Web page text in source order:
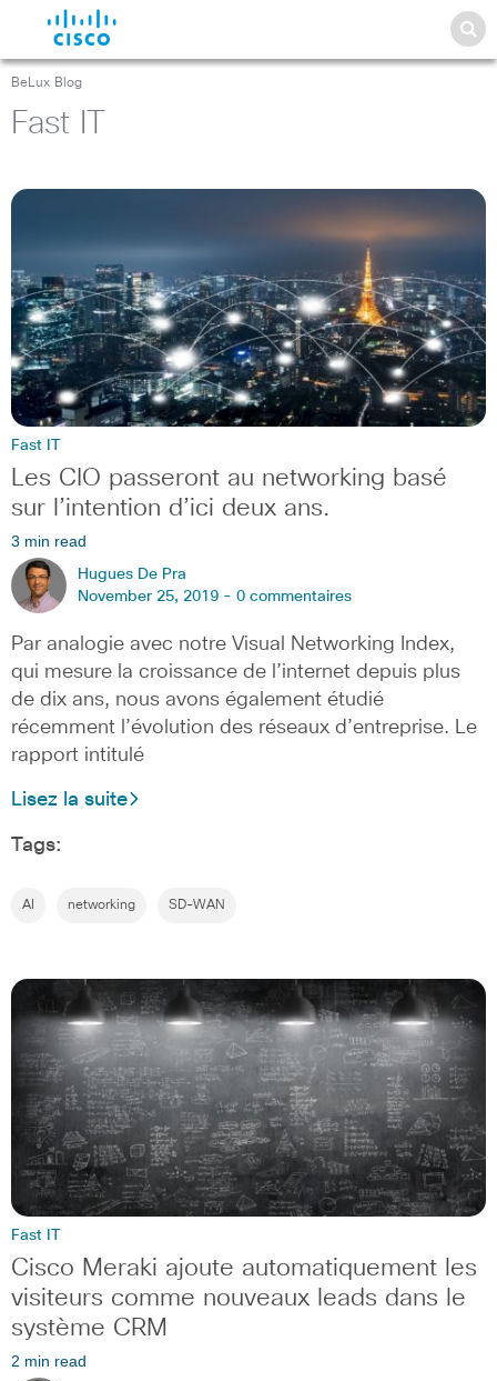
BeLux Blog
Fast IT
Fast IT
Les CIO passeront au networking basé
sur l’intention d’ici deux ans.
3 min read
Hugues De Pra
November 25, 2019 - 0 commentaires
Par analogie avec notre Visual Networking Index,
qui mesure la croissance de l’internet depuis plus
de dix ans, nous avons également étudié
récemment l’évolution des réseaux d’entreprise. Le
rapport intitulé
Lisez la suite
Tags:
AI networking SD-WAN
Fast IT
Cisco Meraki ajoute automatiquement les
visiteurs comme nouveaux leads dans le
système CRM
2 min read